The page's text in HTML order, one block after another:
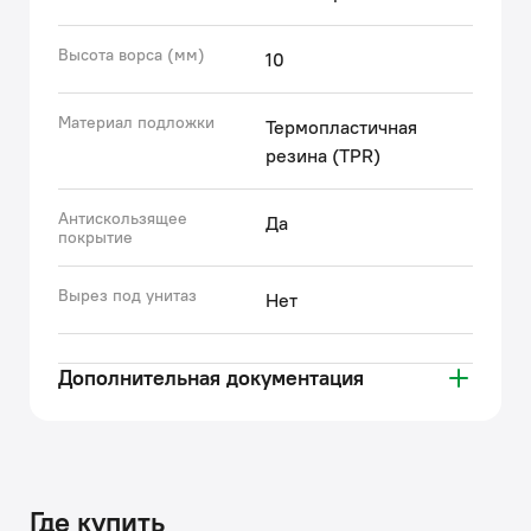
Высота ворса (мм) 10
Материал подложки
Термопластичная
резина (TPR)
Антискользящее
покрытие
Да
Вырез под унитаз Нет
Дополнительная документация
Где купить